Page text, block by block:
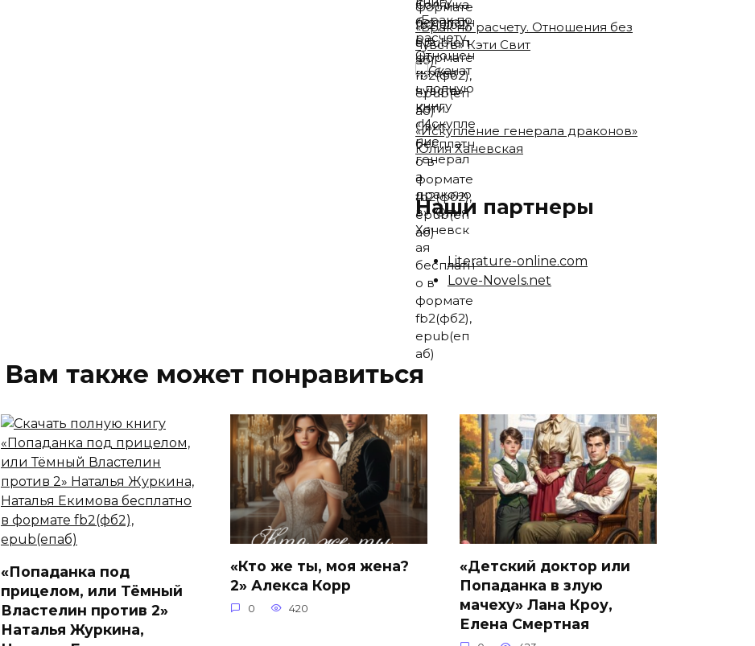
«Брак по расчету. Отношения без
чувств» Кэти Свит
«Искупление генерала драконов»
Юлия Ханевская
Наши партнеры
Literature-online.com
Love-Novels.net
Вам также может понравиться
«Попаданка под
прицелом, или Тёмный
Властелин против 2»
Наталья Журкина,
«Кто же ты, моя жена?
2» Алекса Корр
0 420
«Детский доктор или
Попаданка в злую
мачеху» Лана Кроу,
Елена Смертная